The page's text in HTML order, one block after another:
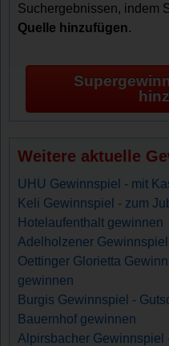
Suchergebnissen, indem
Quelle hinzufügen.
Weitere aktuelle
UHU Gewinnspiel - mit
Keli Gewinnspiel - zum
Hotelaufenthalt gewinnen
Adelholzener
Oettinger Glorietta
gewinnen
Burgis Gewinnspiel -
Bauernhof gewinnen
Alpirsbacher Gewinnspiel